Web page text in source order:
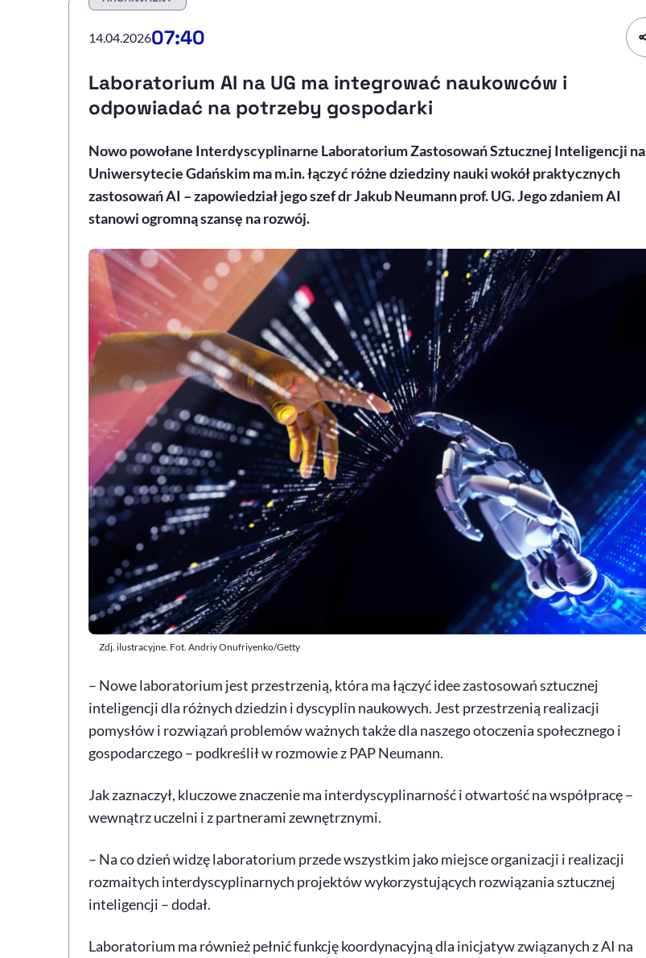
14.04.202607:40
Laboratorium AI na UG ma integrować naukowców i
odpowiadać na potrzeby gospodarki
Nowo powołane Interdyscyplinarne Laboratorium Zastosowań Sztucznej Inteligencji na
Uniwersytecie Gdańskim ma m.in. łączyć różne dziedziny nauki wokół praktycznych
zastosowań AI – zapowiedział jego szef dr Jakub Neumann prof. UG. Jego zdaniem AI
stanowi ogromną szansę na rozwój.
Zdj. ilustracyjne. Fot. Andriy Onufriyenko/Getty
– Nowe laboratorium jest przestrzenią, która ma łączyć idee zastosowań sztucznej
inteligencji dla różnych dziedzin i dyscyplin naukowych. Jest przestrzenią realizacji
pomysłów i rozwiązań problemów ważnych także dla naszego otoczenia społecznego i
gospodarczego – podkreślił w rozmowie z PAP Neumann.
Jak zaznaczył, kluczowe znaczenie ma interdyscyplinarność i otwartość na współpracę –
wewnątrz uczelni i z partnerami zewnętrznymi.
– Na co dzień widzę laboratorium przede wszystkim jako miejsce organizacji i realizacji
rozmaitych interdyscyplinarnych projektów wykorzystujących rozwiązania sztucznej
inteligencji – dodał.
Laboratorium ma również pełnić funkcję koordynacyjną dla inicjatyw związanych z AI na